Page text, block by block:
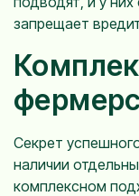
запрещает
Секрет
наличии
комплексном